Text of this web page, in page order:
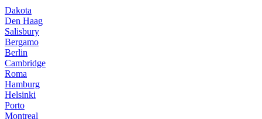
Dakota
Den Haag
Salisbury
Bergamo
Berlin
Cambridge
Roma
Hamburg
Helsinki
Porto
Montreal